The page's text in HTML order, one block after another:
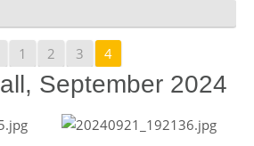
1 2 3 4
September 2024